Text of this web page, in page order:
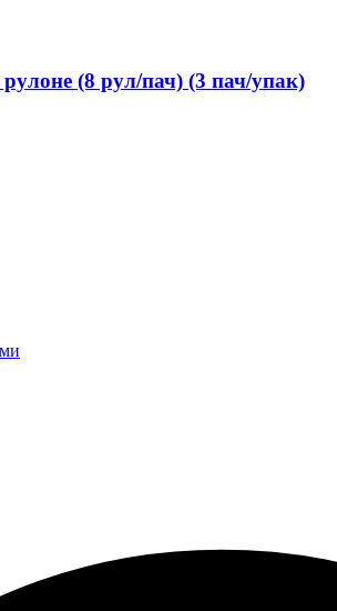
(8 рул/пач) (3 пач/упак)